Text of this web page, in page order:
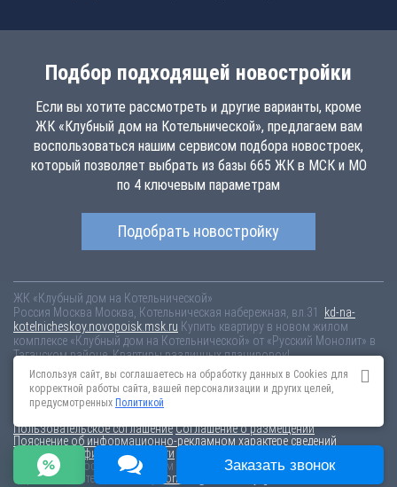
Подбор подходящей новостройки
Если вы хотите рассмотреть и другие варианты, кроме
ЖК «Клубный дом на Котельнической», предлагаем вам
воспользоваться нашим сервисом подбора новостроек,
который позволяет выбрать из базы 665 ЖК в МСК и МО
по 4 ключевым параметрам
Подобрать новостройку
ЖК «Клубный дом на Котельнической»
Россия Москва Москва, Котельническая набережная, вл.31
kd-na-
kotelnicheskoy.novopoisk.msk.ru Купить квартиру в новом жилом
комплексе «Клубный дом на Котельнической» от «Русский Монолит» в
Таганском районе. Квартиры различных планировок!
Новостройки Санкт-ПетербургаНовостройки Москвы
Информация на сайте взята из открытых источников, не является
Пользовательское соглашениеСоглашение о размещении
Пояснение об информационно-рекламном характере сведений
Политика конфиденциальности
По всем вопросам, связанным с актуальностью информации на
портале, пишите на эл.почту
content@novostroy-gid.ru
Используя сайт, вы соглашаетесь на обработку данных в Cookies для
корректной работы сайта, вашей персонализации и других целей,
предусмотренных Политикой
Заказать звонок